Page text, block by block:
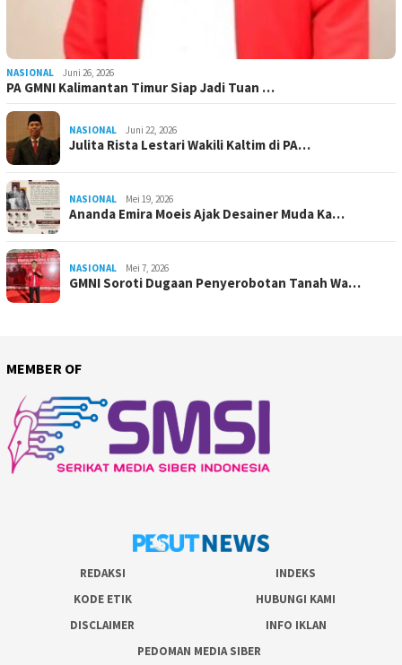
NASIONAL Juni 26, 2026
PA GMNI Kalimantan Timur Siap Jadi Tuan …
NASIONAL Juni 22, 2026
Julita Rista Lestari Wakili Kaltim di PA…
NASIONAL Mei 19, 2026
Ananda Emira Moeis Ajak Desainer Muda Ka…
NASIONAL Mei 7, 2026
GMNI Soroti Dugaan Penyerobotan Tanah Wa…
MEMBER OF
REDAKSI
INDEKS
KODE ETIK
HUBUNGI KAMI
DISCLAIMER
INFO IKLAN
PEDOMAN MEDIA SIBER